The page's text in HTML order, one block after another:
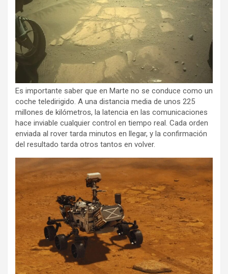
Es importante saber que en Marte no se conduce como un
coche teledirigido. A una distancia media de unos 225
millones de kilómetros, la latencia en las comunicaciones
hace inviable cualquier control en tiempo real. Cada orden
enviada al rover tarda minutos en llegar, y la confirmación
del resultado tarda otros tantos en volver.